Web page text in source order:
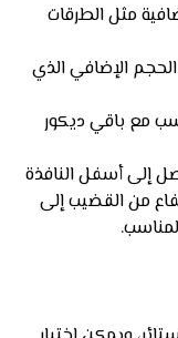
مثل الطرقات
الإضافي الذي
مع باقي ديكور
إلى أسفل النافذة
من القضيب إلى